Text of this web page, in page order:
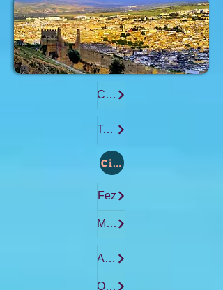
Casablanca
Tangier
Cidade :
Fez
Marrakech
Agadir
Ouarzazate